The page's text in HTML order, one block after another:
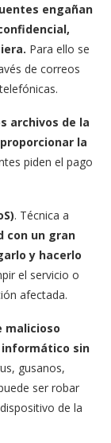
engañan
Para ello se
de correos
archivos de la
la
piden el pago
. Técnica a
con un gran
y hacerlo
el servicio o
afectada.
malicioso
sin
gusanos,
ser robar
de la